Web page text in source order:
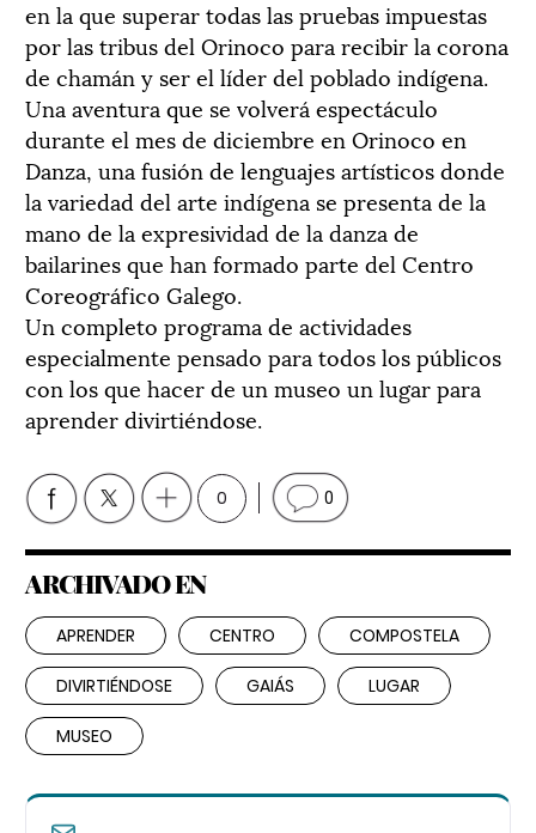
en la que superar todas las pruebas impuestas
por las tribus del Orinoco para recibir la corona
de chamán y ser el líder del poblado indígena.
Una aventura que se volverá espectáculo
durante el mes de diciembre en Orinoco en
Danza, una fusión de lenguajes artísticos donde
la variedad del arte indígena se presenta de la
mano de la expresividad de la danza de
bailarines que han formado parte del Centro
Coreográfico Galego.
Un completo programa de actividades
especialmente pensado para todos los públicos
con los que hacer de un museo un lugar para
aprender divirtiéndose.
0 0
ARCHIVADO EN
APRENDER CENTRO COMPOSTELA
DIVIRTIÉNDOSE GAIÁS LUGAR
MUSEO